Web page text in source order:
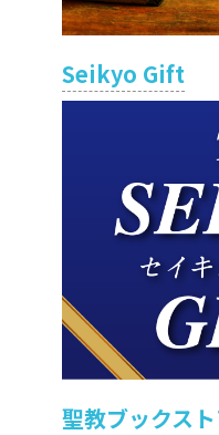
Seikyo Gift
聖教ブックス